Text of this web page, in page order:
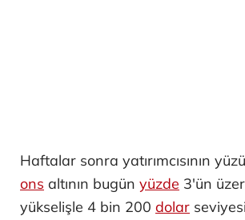
Haftalar sonra yatırımcısının
ons altının bugün yüzde 3'ün
yükselişle 4 bin 200 dolar